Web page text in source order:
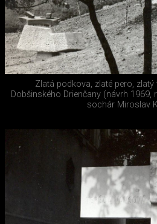
Zlatá podkova, zlaté pero,
Dobšinského Drienčany (návrh 1969,
sochár Miroslav